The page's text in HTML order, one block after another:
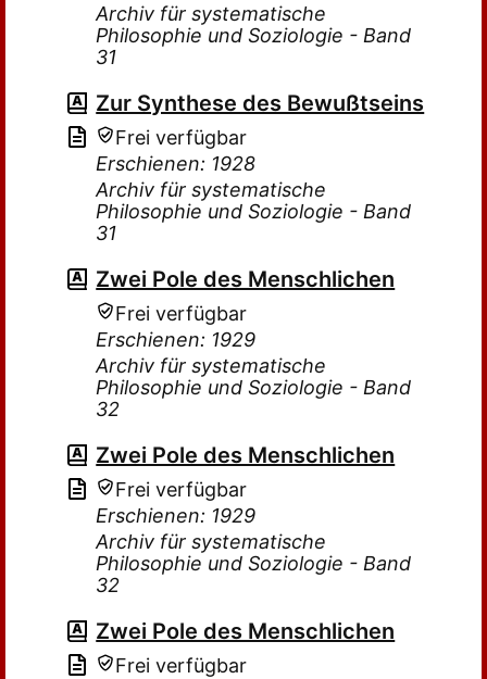
Archiv für systematische
Philosophie und Soziologie - Band
31
Zur Synthese des Bewußtseins
Frei verfügbar
Erschienen: 1928
Archiv für systematische
Philosophie und Soziologie - Band
31
Zwei Pole des Menschlichen
Frei verfügbar
Erschienen: 1929
Archiv für systematische
Philosophie und Soziologie - Band
32
Zwei Pole des Menschlichen
Frei verfügbar
Erschienen: 1929
Archiv für systematische
Philosophie und Soziologie - Band
32
Zwei Pole des Menschlichen
Frei verfügbar